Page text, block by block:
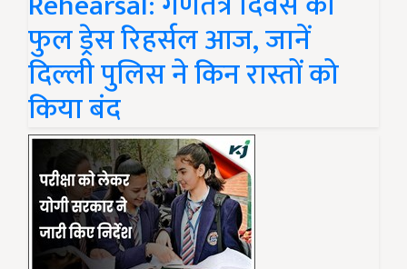
फुल ड्रेस रिहर्सल आज, जानें
दिल्ली पुलिस ने किन रास्तों को
किया बंद